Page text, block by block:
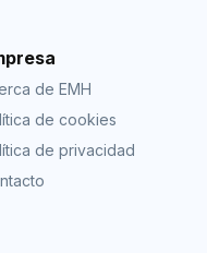
de EMH
de cookies
de privacidad